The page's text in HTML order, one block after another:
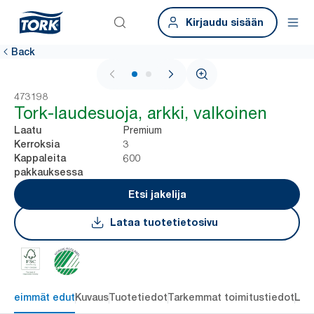
Kirjaudu sisään
Back
1 / 2
473198
Tork-laudesuoja, arkki, valkoinen
Laatu Premium
Kerroksia 3
Kappaleita
pakkauksessa
600
Etsi jakelija
Lataa tuotetietosivu
edutKuvausTuotetiedotTarkemmat toimitustiedot